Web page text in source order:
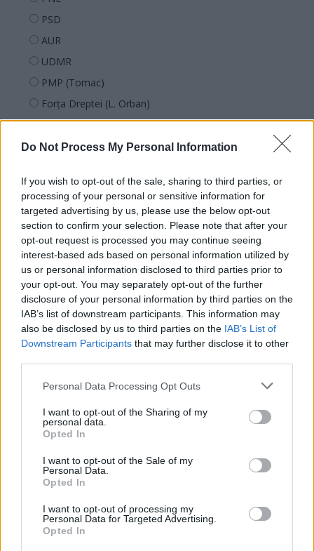
Do Not Process My Personal Information
If you wish to opt-out of the sale, sharing to third parties, or
processing of your personal or sensitive information for
targeted advertising by us, please use the below opt-out
section to confirm your selection. Please note that after your
opt-out request is processed you may continue seeing
interest-based ads based on personal information utilized by
us or personal information disclosed to third parties prior to
your opt-out. You may separately opt-out of the further
disclosure of your personal information by third parties on the
IAB’s list of downstream participants. This information may
also be disclosed by us to third parties on the IAB’s List of
Downstream Participants that may further disclose it to other
Personal Data Processing Opt Outs
I want to opt-out of the Sharing of my
personal data.
Opted In
I want to opt-out of the Sale of my
Personal Data.
Opted In
I want to opt-out of processing my
Personal Data for Targeted Advertising.
Opted In
PSD
AUR
UDMR
PMP (Tomac)
Forța Dreptei (L. Orban)
PNȚMM
REPER
SOS (Șoșoacă)
POT (Gavrilă)
PACE (Peia)
Acțiunea Conservatoare (Târziu)
PDF (Lazarus)
PUSL (D. Voiculescu)
PNȚCD (Pavelescu)
PNCR (Terheș)
Altul
Arhiva sondajelor